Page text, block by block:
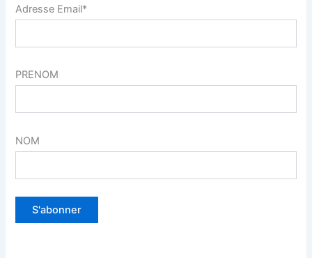
Adresse Email*
PRENOM
NOM